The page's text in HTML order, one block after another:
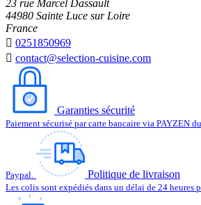
23 rue Marcel Dassault
44980 Sainte Luce sur Loire
France
 0251850969
 contact@selection-cuisine.com
Garanties sécurité
Paiement sécurisé par carte bancaire via PAYZEN
Paypal. Politique de livraison
Les colis sont expédiés dans un délai de 24 heures